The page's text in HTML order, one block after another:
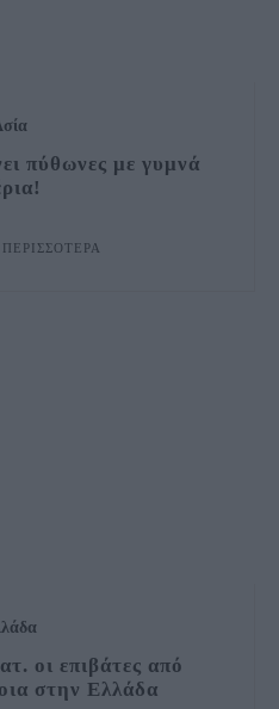
πύθωνες με γυμνά
οι επιβάτες από
στην Ελλάδα